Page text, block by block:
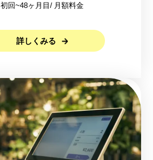
初回~48ヶ月目/ 月額料金
詳しくみる